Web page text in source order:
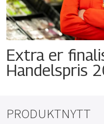
Extra er
Handelspris
PRODUKTNYTT